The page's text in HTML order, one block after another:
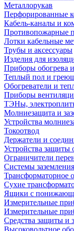
Металлорукав
Перфорированные
Кабель-каналы и
Противопожарные
Лотки кабельные
Трубы и аксессуары
Изделия для
Приборы обогрева
Теплый пол и
Обогреватели и
Приборы
ТЭНы,
Молниезащита и
Устройства
Токоотвод
Держатели и
Устройства
Ограничители
Системы заземления
Трансформаторное
Сухие
Ящики с
Измерительные
Измерительные
Средства защиты и
Высоковольтное